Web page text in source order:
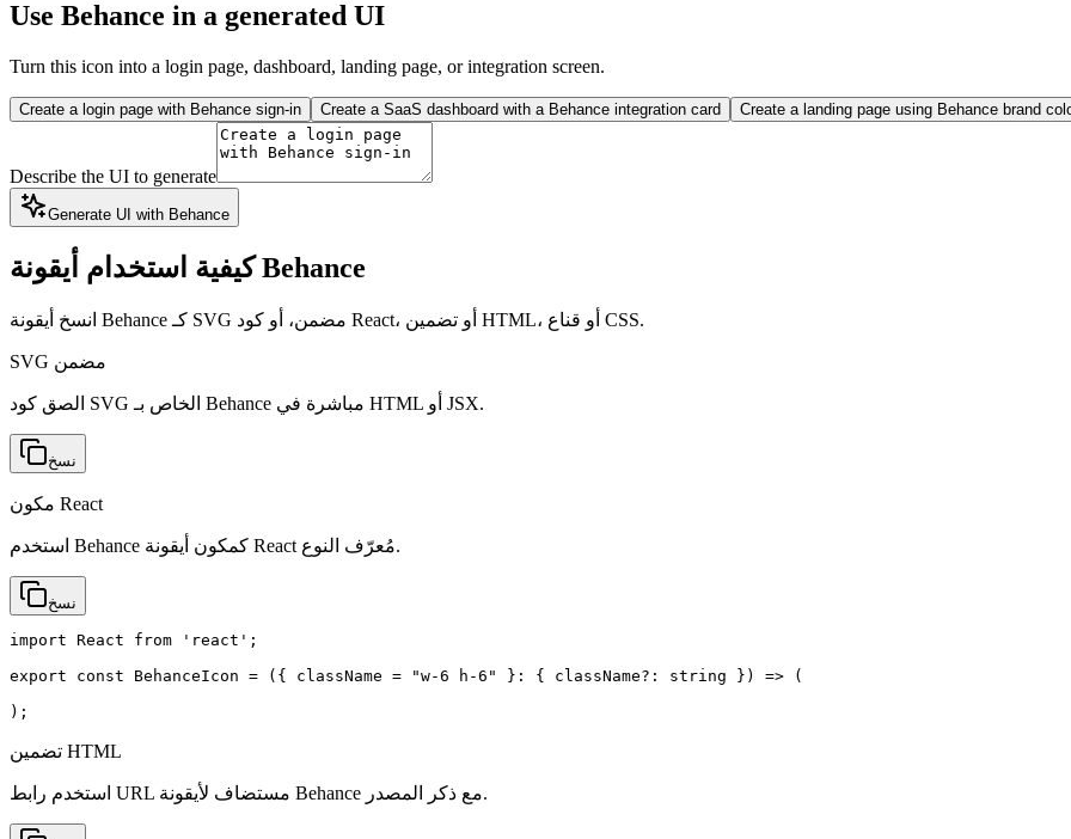
Use Behance in a generated UI
Turn this icon into a login page, dashboard, landing page, or integration screen.
Create a login page with Behance sign-in Create a SaaS dashboard with a Behance integration card Create a landing page using Behance brand
Describe the UI to generate
Generate UI with Behance
كيفية استخدام أيقونة Behance
انسخ أيقونة Behance كـ SVG مضمن، أو كود React، أو تضمين HTML، أو قناع CSS.
SVG مضمن
الصق كود SVG الخاص بـ Behance مباشرة في HTML أو JSX.
نسخ
مكون React
استخدم Behance كمكون أيقونة React مُعرّف النوع.
نسخ
import React from 'react';
export const BehanceIcon = ({ className = "w-6 h-6" }: { className?: string }) => (
);
تضمين HTML
استخدم رابط URL مستضاف لأيقونة Behance مع ذكر المصدر.